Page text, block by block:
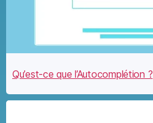
Qu’est-ce que l’Autocomplétion ?